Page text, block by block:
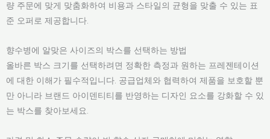
량 주문에 맞게 맞춤화하여 비용과 스타일의 균형을 맞출 수 있는 표
준 오퍼로 제공합니다.
향수병에 알맞은 사이즈의 박스를 선택하는 방법
올바른 박스 크기를 선택하려면 정확한 측정과 원하는 프레젠테이션
에 대한 이해가 필수적입니다. 공급업체와 협력하여 제품을 보호할 뿐
만 아니라 브랜드 아이덴티티를 반영하는 디자인 요소를 강화할 수 있
는 박스를 찾아보세요.